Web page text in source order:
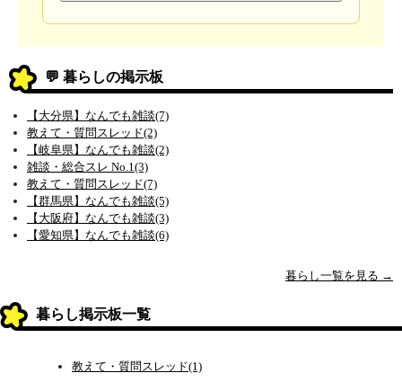
💬 暮らしの掲示板
【大分県】なんでも雑談(7)
教えて・質問スレッド(2)
【岐阜県】なんでも雑談(2)
雑談・総合スレ No.1(3)
教えて・質問スレッド(7)
【群馬県】なんでも雑談(5)
【大阪府】なんでも雑談(3)
【愛知県】なんでも雑談(6)
暮らし一覧を見る →
暮らし掲示板一覧
教えて・質問スレッド(1)